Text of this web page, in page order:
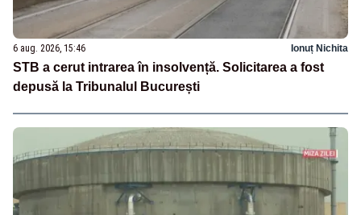
6 aug. 2026, 15:46 Ionuț Nichita
STB a cerut intrarea în insolvență. Solicitarea a fost
depusă la Tribunalul București